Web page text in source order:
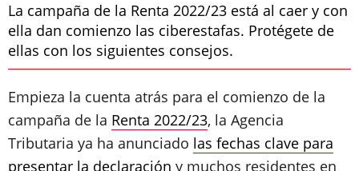
La campaña de la Renta 2022/23 está al caer y con
ella dan comienzo las ciberestafas. Protégete de
ellas con los siguientes consejos.
Empieza la cuenta atrás para el comienzo de la
campaña de la Renta 2022/23, la Agencia
Tributaria ya ha anunciado las fechas clave para
presentar la declaración y muchos residentes en